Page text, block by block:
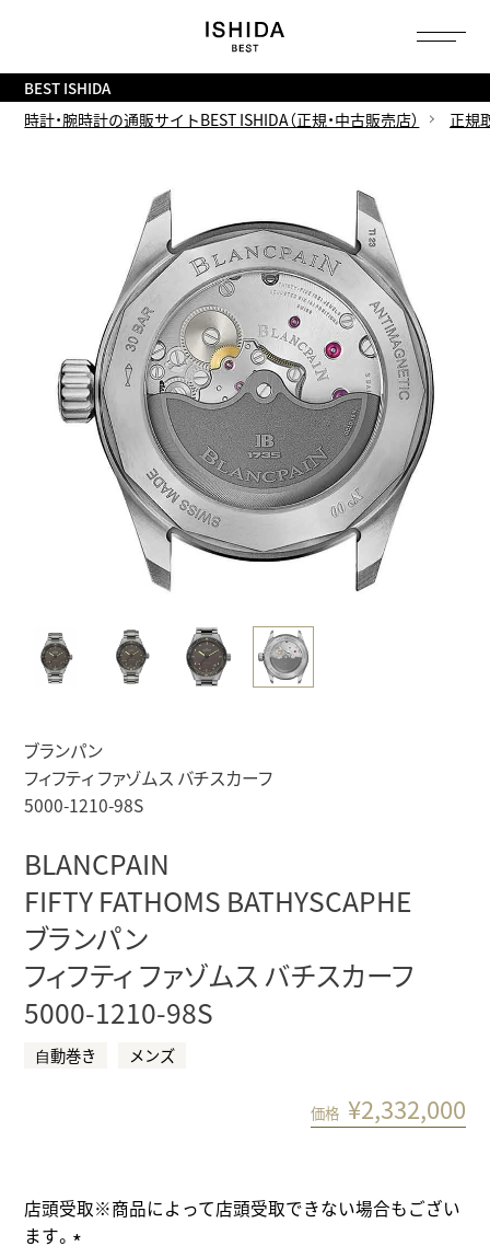
BEST ISHIDA
時計・腕時計の通販サイトBEST ISHIDA（正規・中古販売店）
正規
ブランパン
フィフティ ファゾムス バチスカーフ
5000-1210-98S
BLANCPAIN
FIFTY FATHOMS BATHYSCAPHE
ブランパン
フィフティ ファゾムス バチスカーフ
5000-1210-98S
⾃動巻き メンズ
価格 ¥2,332,000
店頭受取※商品によって店頭受取できない場合もござい
ます。
へ